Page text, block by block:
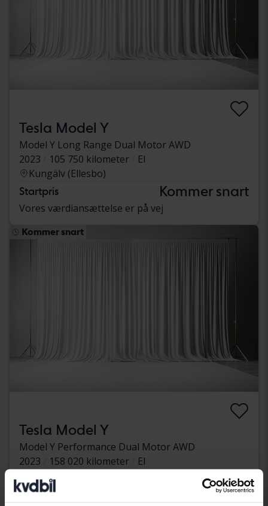
Tesla Model Y
Model Y Long Range Dual Motor AWD
2023
105 750 kilometer
El
Kungälv (Ellesbo)
Startpris Kommer snart
Vores værdiansættelse er på vej
Kommer snart
Tesla Model Y
Model Y Performance Dual Motor AWD
2023
158 020 kilometer
El
Svedala
Startpris Kommer snart